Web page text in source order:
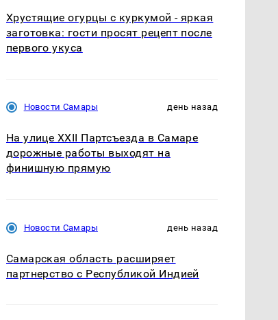
Таких событий не
Хрустящие огурцы с куркумой - яркая
заготовка: гости просят рецепт после
первого укуса
Новости Самары день назад
На улице XXII Партсъезда в Самаре
дорожные работы выходят на
финишную прямую
Новости Самары день назад
Самарская область расширяет
партнерство с Республикой Индией